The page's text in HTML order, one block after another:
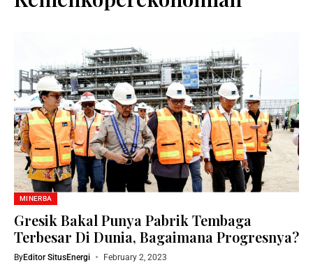
MINERBA
Gresik Bakal Punya Pabrik Tembaga
Terbesar Di Dunia, Bagaimana Progresnya?
ByEditor SitusEnergi February 2, 2023